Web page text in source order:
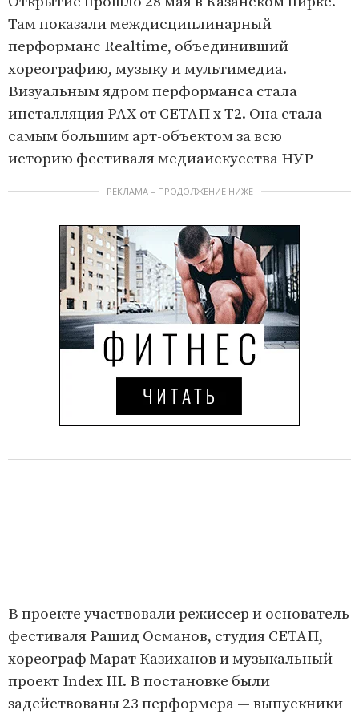
m
1
o
f
6
Там показали междисциплинарный
перформанс Realtime, объединивший
хореографию, музыку и мультимедиа.
Визуальным ядром перформанса стала
инсталляция РАХ от СЕТАП х Т2. Она стала
самым большим арт-объектом за всю
историю фестиваля медиаискусства НУР
РЕКЛАМА – ПРОДОЛЖЕНИЕ НИЖЕ
В проекте участвовали режиссер и основатель
фестиваля Рашид Османов, студия СЕТАП,
хореограф Марат Казиханов и музыкальный
проект Index III. В постановке были
задействованы 23 перформера — выпускники